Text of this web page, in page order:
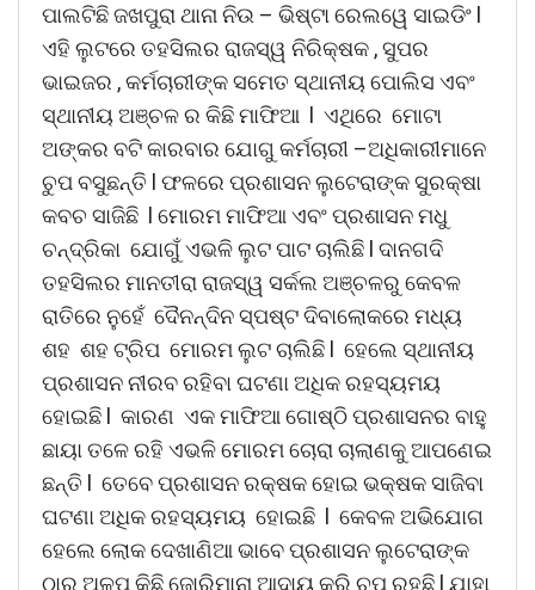
ପାଲଟିଛି ଜଖପୁରା ଥାନା ନିଉ – ଭିଷ୍ଟା ରେଲୱେ ସାଇଡିଂ l
ଏହି ଲୁଟରେ ତହସିଲର ରାଜସ୍ୱ ନିରିକ୍ଷକ , ସୁପର
ଭାଇଜର , କର୍ମଚାରୀଙ୍କ ସମେତ ସ୍ଥାନୀୟ ପୋଲିସ ଏବଂ
ସ୍ଥାନୀୟ ଅଞ୍ଚଳ ର କିଛି ମାଫିଆ l ଏଥିରେ ମୋଟା
ଅଙ୍କର ବଟି କାରବାର ଯୋଗୁ କର୍ମଚାରୀ –ଅଧିକାରୀମାନେ
ଚୁପ ବସୁଛନ୍ତି l ଫଳରେ ପ୍ରଶାସନ ଲୁଟେରାଙ୍କ ସୁରକ୍ଷା
କବଚ ସାଜିଛି l ମୋରମ ମାଫିଆ ଏବଂ ପ୍ରଶାସନ ମଧୁ
ଚନ୍ଦ୍ରିକା ଯୋଗୁଁ ଏଭଳି ଲୁଟ ପାଟ ଚାଲିଛି l ଦାନଗଦି
ତହସିଲର ମାନତୀରା ରାଜସ୍ୱ ସର୍କଲ ଅଞ୍ଚଳରୁ କେବଳ
ରାତିରେ ନୁହେଁ ଦୈନନ୍ଦିନ ସ୍ପଷ୍ଟ ଦିବାଲୋକରେ ମଧ୍ୟ
ଶହ ଶହ ଟ୍ରିପ ମୋରମ ଲୁଟ ଚାଲିଛି l ହେଲେ ସ୍ଥାନୀୟ
ପ୍ରଶାସନ ନୀରବ ରହିବା ଘଟଣା ଅଧିକ ରହସ୍ୟମୟ
ହୋଇଛି l କାରଣ ଏକ ମାଫିଆ ଗୋଷ୍ଠି ପ୍ରଶାସନର ବାହୁ
ଛାୟା ତଳେ ରହି ଏଭଳି ମୋରମ ଚୋରା ଚାଲାଣକୁ ଆପଣେଇ
ଛନ୍ତି l ତେବେ ପ୍ରଶାସନ ରକ୍ଷକ ହୋଇ ଭକ୍ଷକ ସାଜିବା
ଘଟଣା ଅଧିକ ରହସ୍ୟମୟ ହୋଇଛି l କେବଳ ଅଭିଯୋଗ
ହେଲେ ଲୋକ ଦେଖାଣିଆ ଭାବେ ପ୍ରଶାସନ ଲୁଟେରାଙ୍କ
ଠାରୁ ଅଳ୍ପ କିଛି ଜୋରିମାନା ଆଦାୟ କରି ଚୁପ ରହୁଛି l ଯାହା